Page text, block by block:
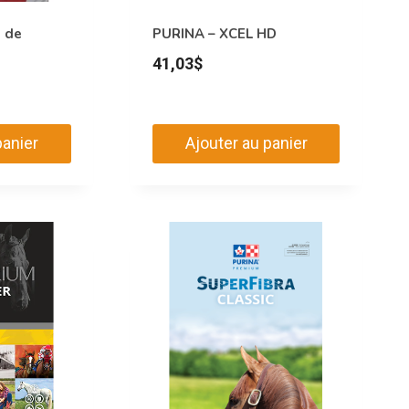
Létourno accompagne ses clients depuis plus
aidant à trouver les meilleurs produits pour vos
de
PURINA – XCEL HD
41,03$
Ajouter au panier